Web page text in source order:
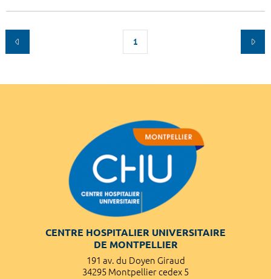
1
CENTRE HOSPITALIER UNIVERSITAIRE
DE MONTPELLIER
191 av. du Doyen Giraud
34295 Montpellier cedex 5